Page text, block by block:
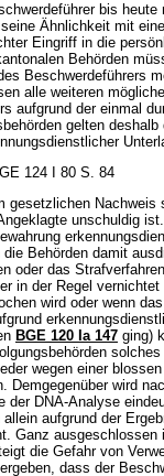
bis
Ähnlichkeit mit
Eingriff in die
Behörden
Beschwerdeführers
alle weiteren
aufgrund der einmal
gelten
124 I 80 S. 84
gesetzlichen Nachweis
unschuldig
Behörden damit
oder das
in der Regel
wird oder wenn
BGE 120 Ia 147 ging)
wegen einer
Demgegenüber wird
der DNA-Analyse
aufgrund der
Ganz
die Gefahr von
dass der